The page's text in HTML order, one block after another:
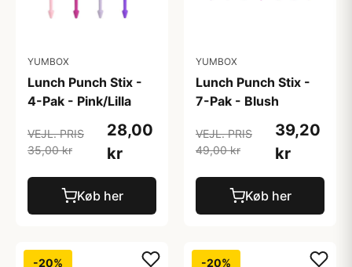
YUMBOX
Lunch Punch Stix -
4-Pak - Pink/Lilla
VEJL. PRIS
35,00 kr
28,00
kr
Køb her
YUMBOX
Lunch Punch Stix -
7-Pak - Blush
VEJL. PRIS
49,00 kr
39,20
kr
Køb her
-20% -20%